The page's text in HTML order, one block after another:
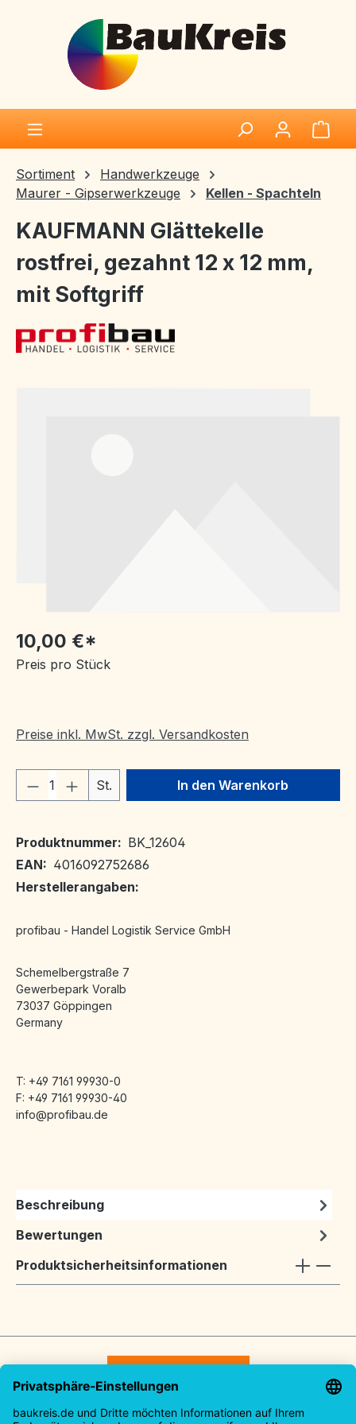
Zum Hauptinhalt springen
Sortiment
Handwerkzeuge
Maurer - Gipserwerkzeuge
Kellen - Spachteln
KAUFMANN Glättekelle
rostfrei, gezahnt 12 x 12 mm,
mit Softgriff
10,00 €*
Preis pro Stück
Preise inkl. MwSt. zzgl. Versandkosten
Produkt Anzahl: Gib den
St. In den Warenkorb
Produktnummer: BK_12604
EAN: 4016092752686
Herstellerangaben:
profibau - Handel Logistik Service GmbH
Schemelbergstraße 7
Gewerbepark Voralb
73037 Göppingen
Germany
T: +49 7161 99930-0
F: +49 7161 99930-40
info@profibau.de
Beschreibung
Bewertungen
Produktsicherheitsinformationen
Service-Hotline